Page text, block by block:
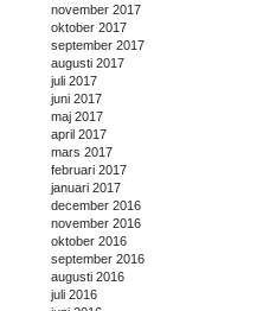
november 2017
oktober 2017
september 2017
augusti 2017
juli 2017
juni 2017
maj 2017
april 2017
mars 2017
februari 2017
januari 2017
december 2016
november 2016
oktober 2016
september 2016
augusti 2016
juli 2016